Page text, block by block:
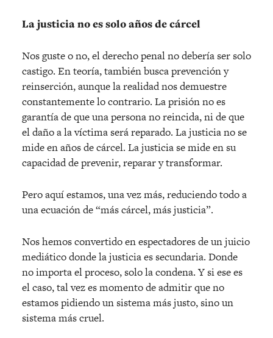
La justicia no es solo años de cárcel
Nos guste o no, el derecho penal no debería ser solo
castigo. En teoría, también busca prevención y
reinserción, aunque la realidad nos demuestre
constantemente lo contrario. La prisión no es
garantía de que una persona no reincida, ni de que
el daño a la víctima será reparado. La justicia no se
mide en años de cárcel. La justicia se mide en su
capacidad de prevenir, reparar y transformar.
Pero aquí estamos, una vez más, reduciendo todo a
una ecuación de “más cárcel, más justicia”.
Nos hemos convertido en espectadores de un juicio
mediático donde la justicia es secundaria. Donde
no importa el proceso, solo la condena. Y si ese es
el caso, tal vez es momento de admitir que no
estamos pidiendo un sistema más justo, sino un
sistema más cruel.